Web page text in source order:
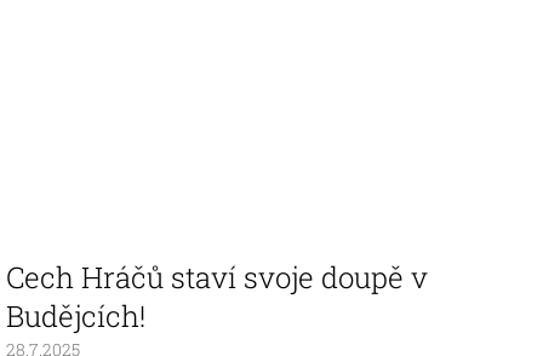
Cech Hráčů staví svoje doupě v
Budějcích!
28.7.2025